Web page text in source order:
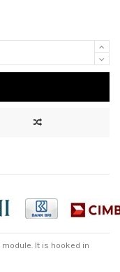
module. It is hooked in